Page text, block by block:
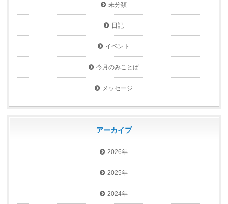
未分類
日記
イベント
今月のみことば
メッセージ
アーカイブ
2026年
2025年
2024年